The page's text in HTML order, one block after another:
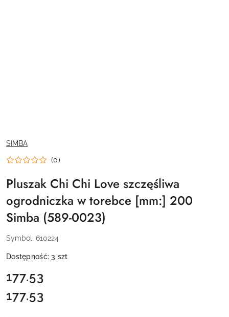
NAZWA
PRODUCENTA:
SIMBA
(0)
Pluszak Chi Chi Love szczęśliwa
ogrodniczka w torebce [mm:] 200
Simba (589-0023)
Symbol: 610224
Dostępność:3 szt
cena:
177.53
Cena:
177.53